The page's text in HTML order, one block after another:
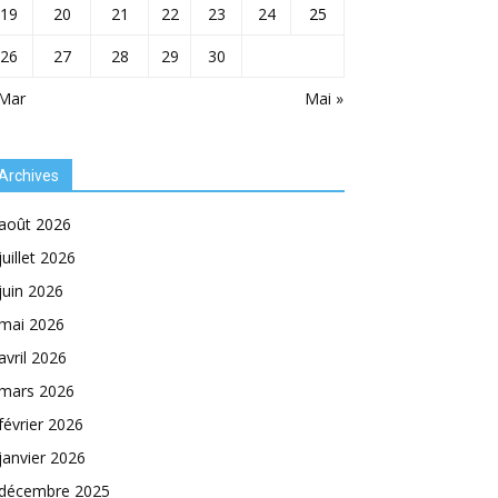
Mai »
19 20 21 22 23 24
25
26
27 28 29 30
2026
2026
2026
2026
2026
2026
2026
2026
2025